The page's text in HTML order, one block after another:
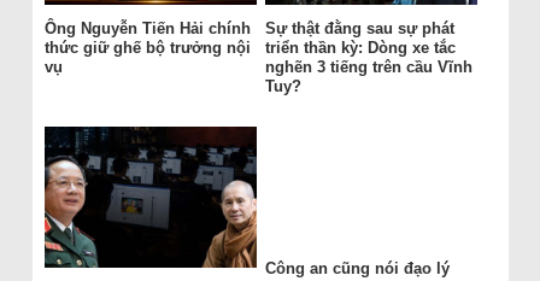
Ông Nguyễn Tiến Hải chính
thức giữ ghế bộ trưởng nội
vụ
Sự thật đằng sau sự phát
triển thần kỳ: Dòng xe tắc
nghẽn 3 tiếng trên cầu Vĩnh
Tuy?
Công an cũng nói đạo lý